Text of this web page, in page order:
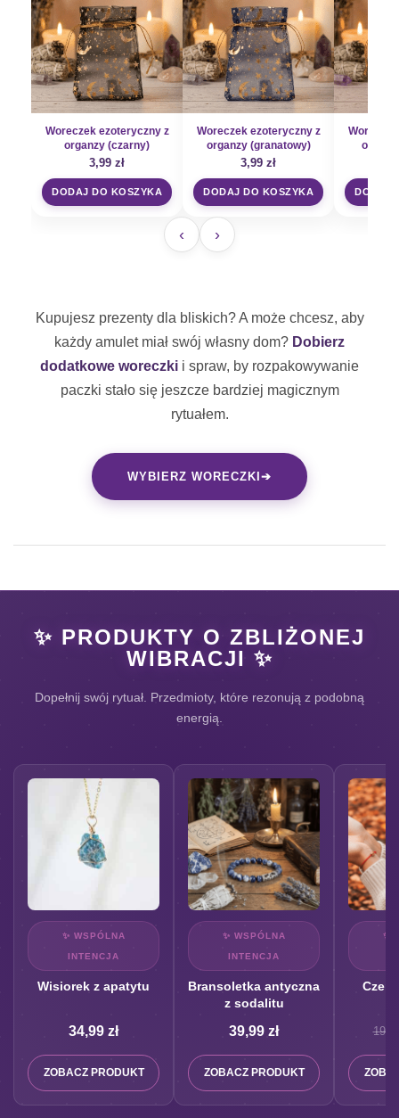
Woreczek ezoteryczny z
organzy (czarny)
3,99 zł
DODAJ DO KOSZYKA
Woreczek ezoteryczny z
organzy (granatowy)
3,99 zł
DODAJ DO KOSZYKA DODAJ
‹ ›
Kupujesz prezenty dla bliskich? A może chcesz, aby
każdy amulet miał swój własny dom? Dobierz
dodatkowe woreczki i spraw, by rozpakowywanie
paczki stało się jeszcze bardziej magicznym
rytuałem.
WYBIERZ WORECZKI ➔
✨ PRODUKTY O ZBLIŻONEJ
WIBRACJI ✨
Dopełnij swój rytuał. Przedmioty, które rezonują z podobną
energią.
✨ WSPÓLNA
INTENCJA
Wisiorek z apatytu
34,99 zł
ZOBACZ PRODUKT
✨ WSPÓLNA
INTENCJA
Bransoletka antyczna
z sodalitu
39,99 zł
ZOBACZ PRODUKT
✨